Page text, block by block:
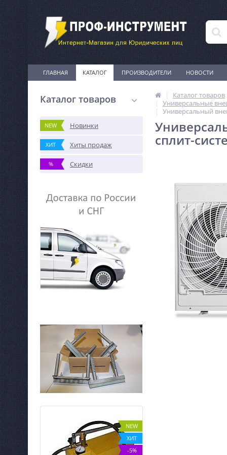
ГЛАВНАЯ КАТАЛОГ ПРОИЗВОДИТЕЛИ НОВОСТИ
Каталог товаров
NEW Новинки
ХИТ Хиты продаж
% Скидки
NEW
ХИТ
-5%
Каталог товаров
Универсальные
Универсальный
сплит-